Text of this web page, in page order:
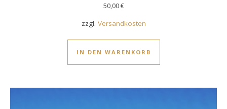
50,00€
zzgl. Versandkosten
IN DEN WARENKORB